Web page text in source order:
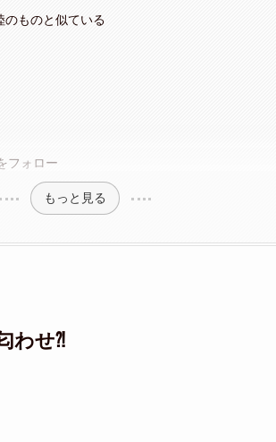
ものと似ている
フォロー
もっと見る
わせ⁈